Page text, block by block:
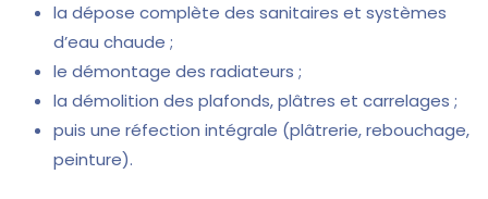
la dépose complète des sanitaires et systèmes
d’eau chaude ;
le démontage des radiateurs ;
la démolition des plafonds, plâtres et carrelages ;
puis une réfection intégrale (plâtrerie, rebouchage,
peinture).